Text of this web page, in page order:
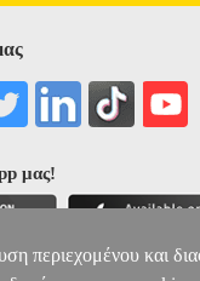
μας!
περιεχομένου και